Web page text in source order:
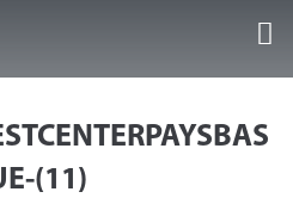
Nos Guest Center
(11)